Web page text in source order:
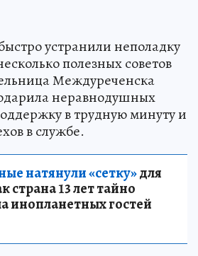
устранили неполадку
полезных советов
Междуреченска
неравнодушных
в трудную минуту и
в службе.
натянули «сетку»для
страна 13 лет тайно
инопланетных гостей